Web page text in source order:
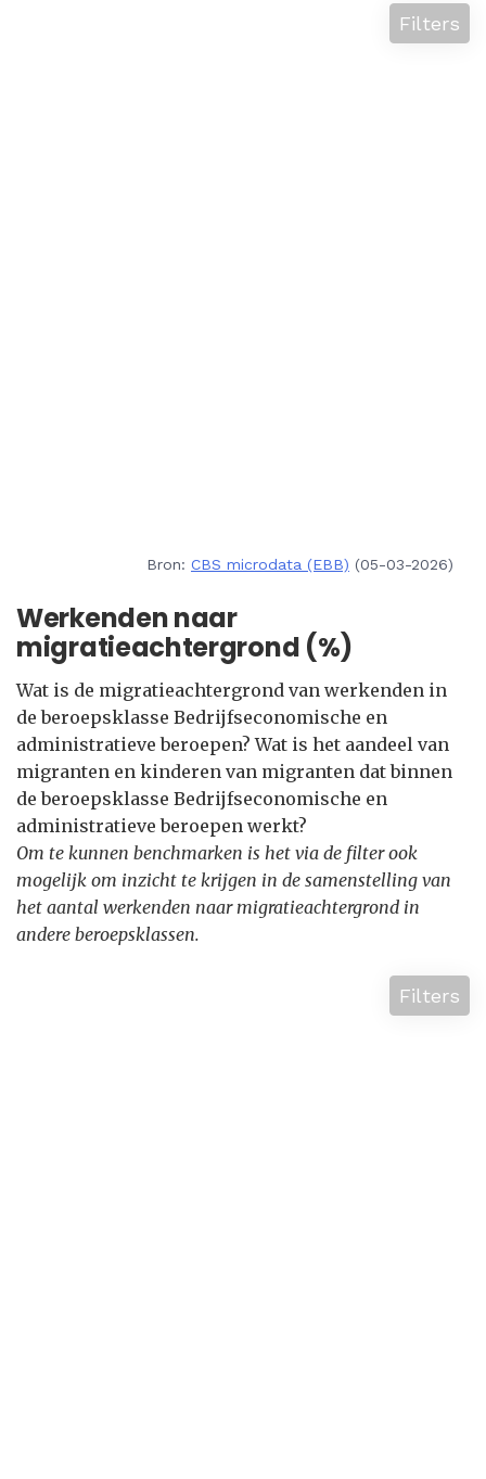
Filters
Bron: CBS microdata (EBB) (05-03-2026)
Werkenden naar
migratieachtergrond (%)
Wat is de migratieachtergrond van werkenden in
de beroepsklasse Bedrijfseconomische en
administratieve beroepen? Wat is het aandeel van
migranten en kinderen van migranten dat binnen
de beroepsklasse Bedrijfseconomische en
administratieve beroepen werkt?
Om te kunnen benchmarken is het via de filter ook
mogelijk om inzicht te krijgen in de samenstelling van
het aantal werkenden naar migratieachtergrond in
andere beroepsklassen.
Filters